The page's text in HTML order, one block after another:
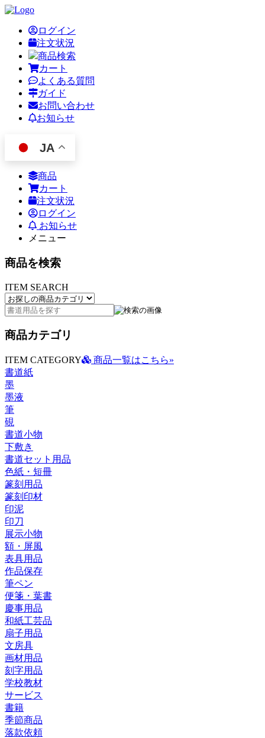
ログイン
注文状況
商品検索
カート
よくある質問
ガイド
お問い合わせ
お知らせ
JA
商品
カート
注文状況
ログイン
お知らせ
メニュー
商品を検索
ITEM SEARCH
商品カテゴリ
ITEM CATEGORY
商品一覧はこちら»
書道紙
墨
墨液
筆
硯
書道小物
下敷き
書道セット用品
色紙・短冊
篆刻用品
篆刻印材
印泥
印刀
展示小物
額・屏風
表具用品
作品保存
筆ペン
便箋・葉書
慶事用品
和紙工芸品
扇子用品
文房具
画材用品
刻字用品
学校教材
サービス
書籍
季節商品
落款依頼